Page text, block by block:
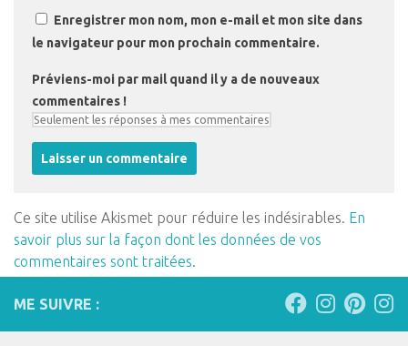
Enregistrer mon nom, mon e-mail et mon site dans
le navigateur pour mon prochain commentaire.
Préviens-moi par mail quand il y a de nouveaux
commentaires !
Ce site utilise Akismet pour réduire les indésirables. En
savoir plus sur la façon dont les données de vos
commentaires sont traitées.
ME SUIVRE :